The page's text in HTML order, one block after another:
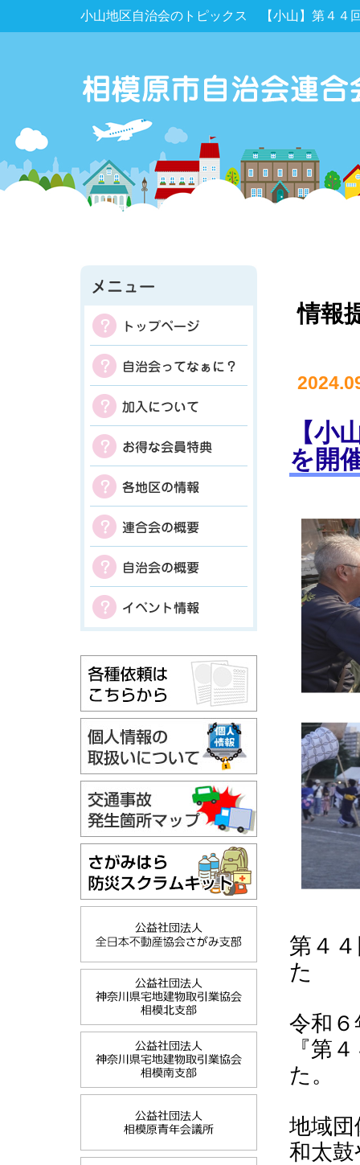
小山地区自治会のトピックス 【小山】第４４
情報
【
を開
第４
た
令和
『第
た。
地域
和太